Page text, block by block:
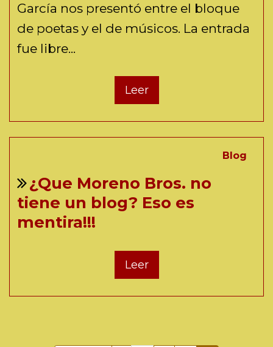
García nos presentó entre el bloque
de poetas y el de músicos. La entrada
fue libre...
Leer
Blog
¿Que Moreno Bros. no
tiene un blog? Eso es
mentira!!!
Leer